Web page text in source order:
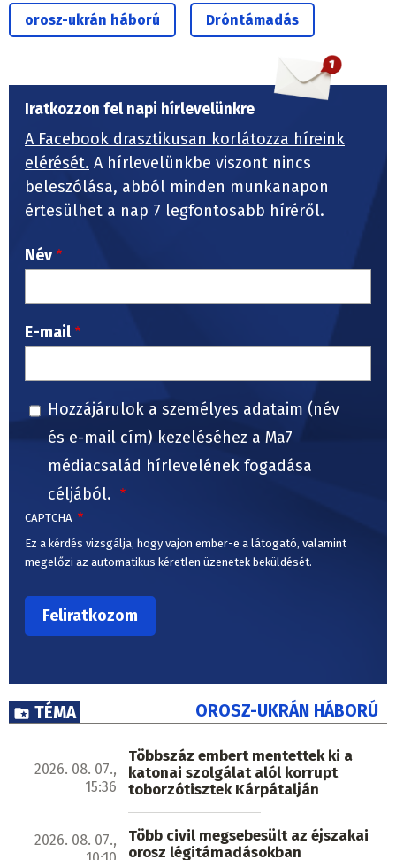
orosz-ukrán háború Dróntámadás
Iratkozzon fel napi hírlevelünkre
A Facebook drasztikusan korlátozza híreink
elérését. A hírlevelünkbe viszont nincs
beleszólása, abból minden munkanapon
értesülhet a nap 7 legfontosabb híréről.
Név
E-mail
Hozzájárulok a személyes adataim (név
és e-mail cím) kezeléséhez a Ma7
médiacsalád hírlevelének fogadása
céljából.
CAPTCHA
Ez a kérdés vizsgálja, hogy vajon ember-e a látogató, valamint
megelőzi az automatikus kéretlen üzenetek beküldését.
TÉMA OROSZ-UKRÁN HÁBORÚ
2026. 08. 07.,
15:36
Többszáz embert mentettek ki a
katonai szolgálat alól korrupt
toborzótisztek Kárpátalján
2026. 08. 07.,
Több civil megsebesült az éjszakai
orosz légitámadásokban